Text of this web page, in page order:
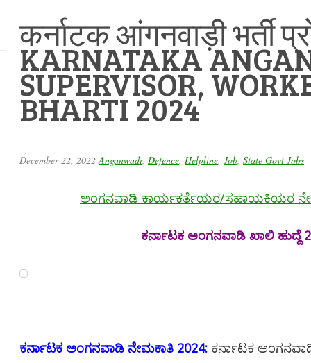
कर्नाटक आंगनवाड़ी भर्ती
KARNATAKA
SUPERVISOR,
BHARTI 2024
December 22, 2022 Anganwadi Defence Helpline Job State Govt Jobs
ಅಂಗನವಾಡಿ ಕಾರ್ಯಕರ್ತೆಯರ/ಸಹಾಯಕಿಯರ
ಕರ್ನಾಟಕ ಅಂಗನವಾಡಿ ಖಾಲಿ ಹುದ್ದೆ
ಕರ್ನಾಟಕ ಅಂಗನವಾಡಿ ನೇಮಕಾತಿ 2024: ಕರ್ನಾಟಕ